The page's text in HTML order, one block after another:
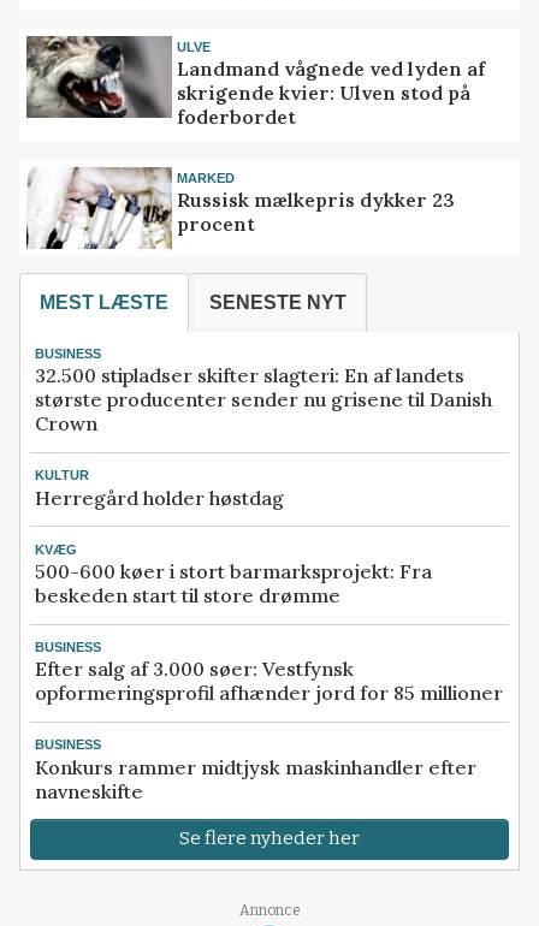
ULVE
Landmand vågnede ved lyden af
skrigende kvier: Ulven stod på
foderbordet
MARKED
Russisk mælkepris dykker 23
procent
MEST LÆSTE SENESTE NYT
BUSINESS
32.500 stipladser skifter slagteri: En af landets
største producenter sender nu grisene til Danish
Crown
KULTUR
Herregård holder høstdag
KVÆG
500-600 køer i stort barmarksprojekt: Fra
beskeden start til store drømme
BUSINESS
Efter salg af 3.000 søer: Vestfynsk
opformeringsprofil afhænder jord for 85 millioner
BUSINESS
Konkurs rammer midtjysk maskinhandler efter
navneskifte
Se flere nyheder her
Annonce